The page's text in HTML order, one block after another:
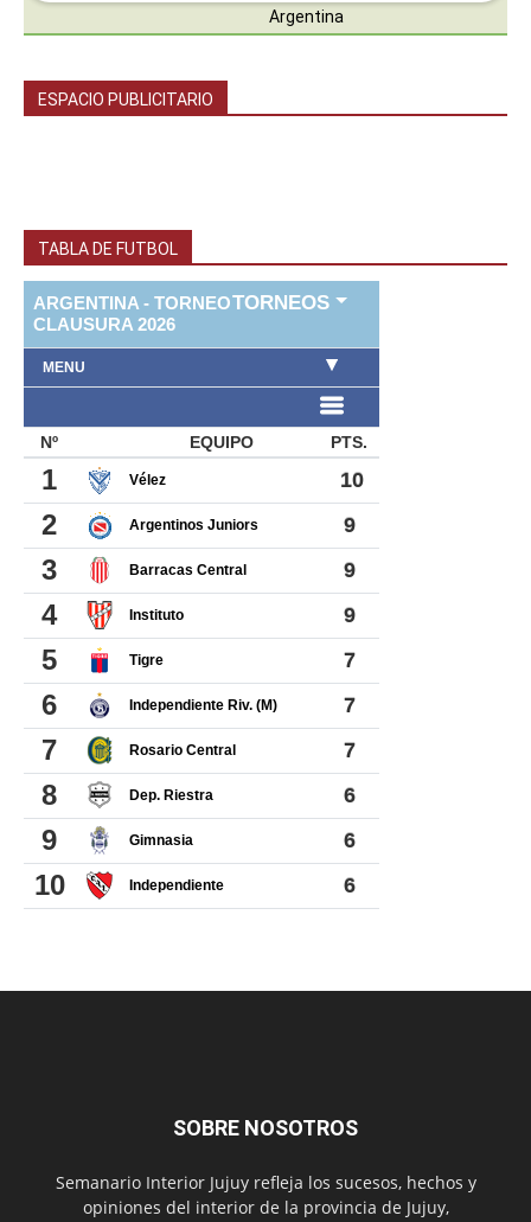
ESPACIO PUBLICITARIO
TABLA DE FUTBOL
SOBRE NOSOTROS
Semanario Interior Jujuy refleja los sucesos, hechos y
opiniones del interior de la provincia de Jujuy,